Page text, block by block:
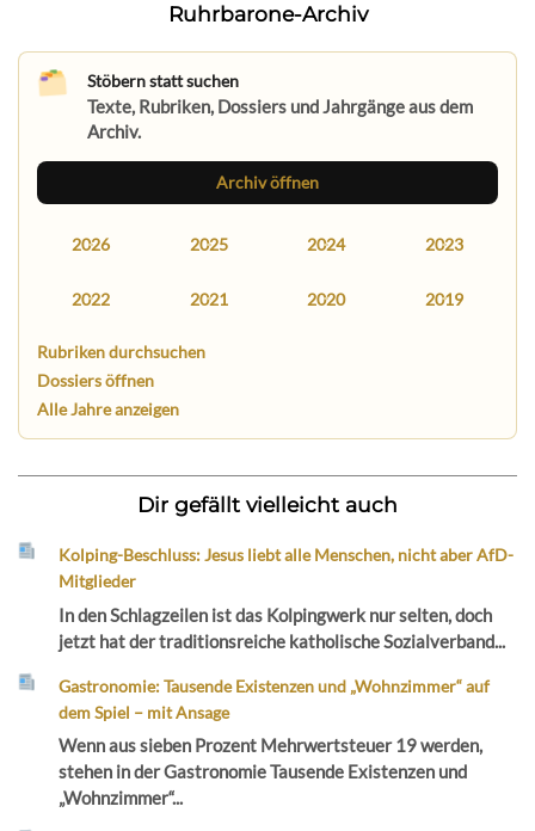
Ruhrbarone-Archiv
Stöbern statt suchen
Texte, Rubriken, Dossiers und Jahrgänge aus dem
Archiv.
Archiv öffnen
2026 2025 2024 2023
2022 2021 2020 2019
Rubriken durchsuchen
Dossiers öffnen
Alle Jahre anzeigen
Dir gefällt vielleicht auch
Kolping-Beschluss: Jesus liebt alle Menschen, nicht aber AfD-
Mitglieder
In den Schlagzeilen ist das Kolpingwerk nur selten, doch
jetzt hat der traditionsreiche katholische Sozialverband...
Gastronomie: Tausende Existenzen und „Wohnzimmer“ auf
dem Spiel – mit Ansage
Wenn aus sieben Prozent Mehrwertsteuer 19 werden,
stehen in der Gastronomie Tausende Existenzen und
„Wohnzimmer“...